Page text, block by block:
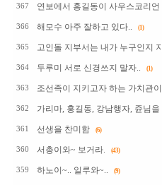
367 연보에서 홍길동이 사우스코리
366 해모수 아주 잘하고 있다.. (1)
365 고인돌 지부서는 내가 누구인지
364 두루미 서로 신경쓰지 말자.. (1)
363 조선족이 지키고자 하는 가치관
362 가리마, 홍길동, 강남행자, 쥰님을
361 선생을 찬미함 (6)
360 서총이와~ 보거라. (43)
359 하노이~.. 일루와~.. (9)